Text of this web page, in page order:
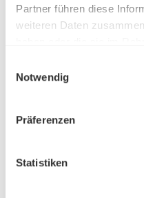
Partner führen diese
weiteren Daten
Notwendig
Präferenzen
Statistiken